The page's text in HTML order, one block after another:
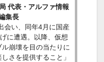
代表・アルファ情報
集長
会い、同年4月に国産
に遭遇。以降、仮想
崩壊を目の当たりに
さを提供すること」